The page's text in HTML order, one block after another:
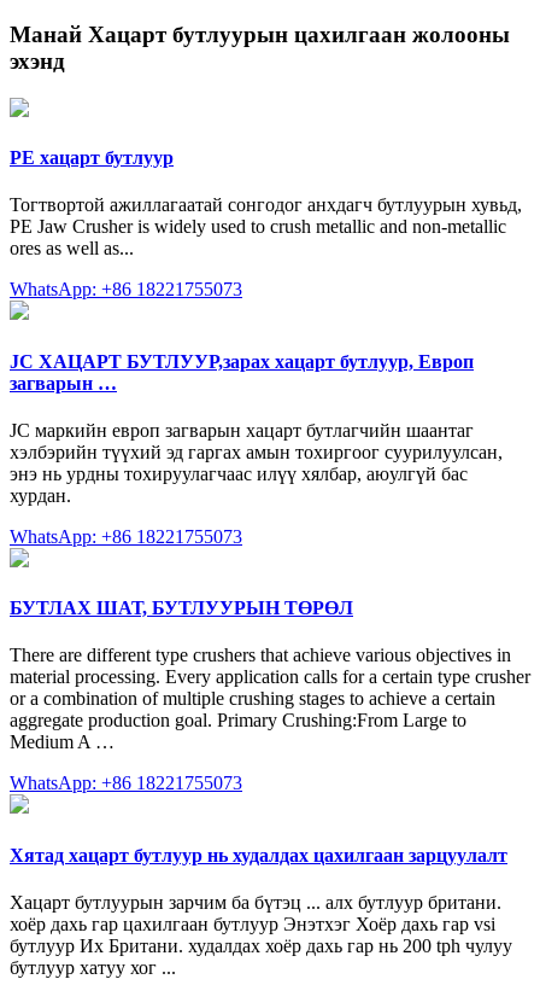
Манай Хацарт бутлуурын цахилгаан жолооны
эхэнд
PE хацарт бутлуур
Тогтвортой ажиллагаатай сонгодог анхдагч бутлуурын хувьд,
PE Jaw Crusher is widely used to crush metallic and non-metallic
ores as well as...
WhatsApp: +86 18221755073
JC ХАЦАРТ БУТЛУУР,зарах хацарт бутлуур, Европ
загварын …
JC маркийн европ загварын хацарт бутлагчийн шаантаг
хэлбэрийн түүхий эд гаргах амын тохиргоог суурилуулсан,
энэ нь урдны тохируулагчаас илүү хялбар, аюулгүй бас
хурдан.
WhatsApp: +86 18221755073
БУТЛАХ ШАТ, БУТЛУУРЫН ТӨРӨЛ
There are different type crushers that achieve various objectives in
material processing. Every application calls for a certain type crusher
or a combination of multiple crushing stages to achieve a certain
aggregate production goal. Primary Crushing:From Large to
Medium A …
WhatsApp: +86 18221755073
Хятад хацарт бутлуур нь худалдах цахилгаан зарцуулалт
Хацарт бутлуурын зарчим ба бүтэц ... алх бутлуур британи.
хоёр дахь гар цахилгаан бутлуур Энэтхэг Хоёр дахь гар vsi
бутлуур Их Британи. худалдах хоёр дахь гар нь 200 tph чулуу
бутлуур хатуу хог ...